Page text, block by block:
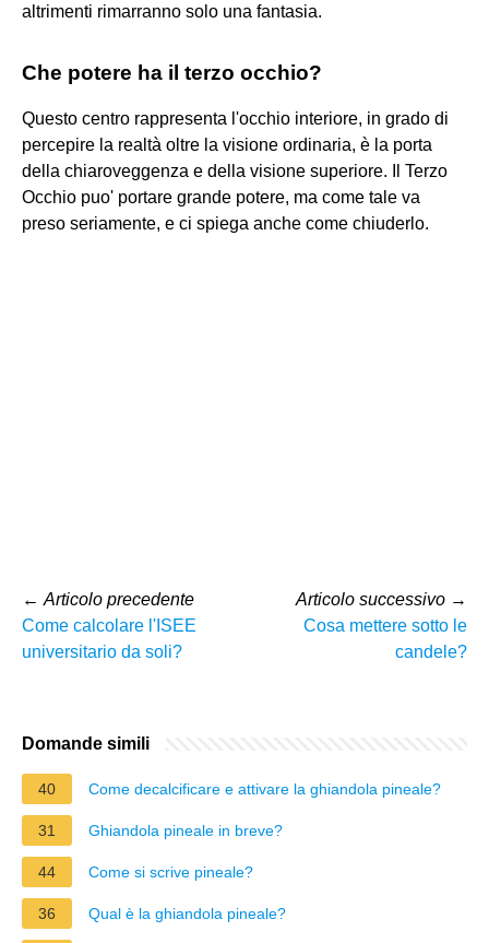
altrimenti rimarranno solo una fantasia.
Che potere ha il terzo occhio?
Questo centro rappresenta l'occhio interiore, in grado di
percepire la realtà oltre la visione ordinaria, è la porta
della chiaroveggenza e della visione superiore. Il Terzo
Occhio puo' portare grande potere, ma come tale va
preso seriamente, e ci spiega anche come chiuderlo.
← Articolo precedente
Come calcolare l'ISEE
universitario da soli?
Articolo successivo →
Cosa mettere sotto le
candele?
Domande simili
40 Come decalcificare e attivare la ghiandola pineale?
31 Ghiandola pineale in breve?
44 Come si scrive pineale?
36 Qual è la ghiandola pineale?